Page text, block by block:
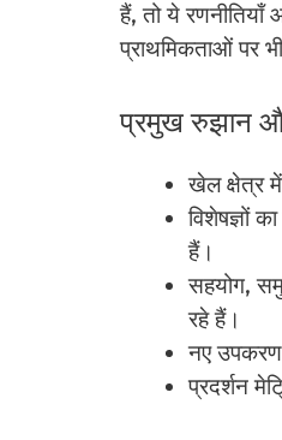
हैं, तो ये
प्राथमिकताओं पर
प्रमुख रुझान
खेल क्षेत्र में
विशेषज्ञों
हैं।
सहयोग,
रहे हैं।
नए उपकरण
प्रदर्शन